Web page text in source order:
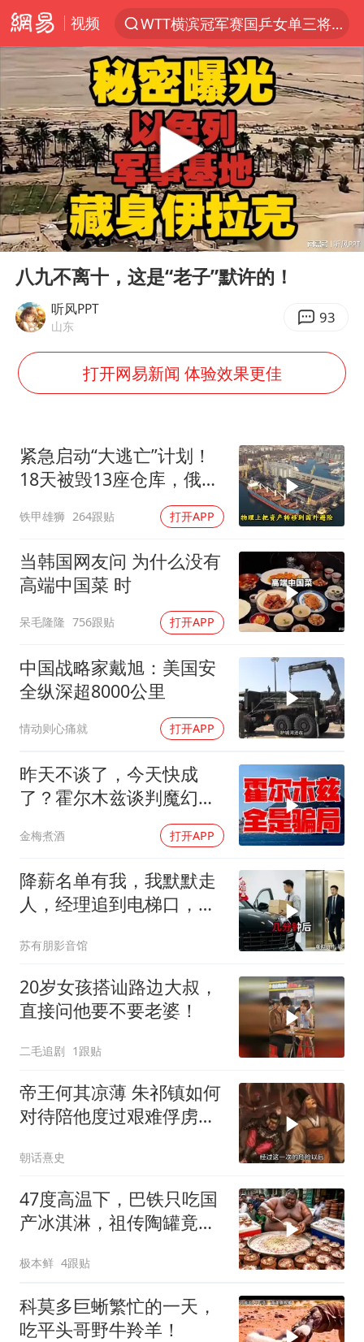
视频
WTT横滨冠军赛国乒女单三将晋级四强
光影经济撬动暑期消费新蓝海
马克·艾伦退出斯诺克中国公开赛
新疆优化调整景区内自驾服务费
上四休三，但降薪1000元，你接受吗？
泰国初中生饮弹自尽前开了26枪
情侣在平潭拍日出时坠崖致一死一伤
全民健身事业高质量发展
茅台部分直营店飞天茅台提价
夏日经济乘“热”而上 消费市场向“新”而行
酒店回应车内过夜被收150元
黄金牛市回来了吗
酒店花洒现排泄物住客索赔遭拒
杭州全市有序停课
乐享全民健身 共筑健康中国
Play
00:00
八九不离十，这是“老子”默许的！
听风PPT
山东 93
打开网易新闻 体验效果更佳
紧急启动“大逃亡”计划！
18天被毁13座仓库，俄电
商巨头被逼无奈，出此下
策
铁甲雄狮 264跟贴 打开APP
当韩国网友问 为什么没有
高端中国菜 时
呆毛隆隆 756跟贴 打开APP
中国战略家戴旭：美国安
全纵深超8000公里
情动则心痛就 打开APP
昨天不谈了，今天快成
了？霍尔木兹谈判魔幻反
金梅煮酒 打开APP
降薪名单有我，我默默走
人，经理追到电梯口，见
苏有朋影音馆
20岁女孩搭讪路边大叔，
直接问他要不要老婆！
二毛追剧 1跟贴
帝王何其凉薄 朱祁镇如何
对待陪他度过艰难俘虏生
朝话熹史
47度高温下，巴铁只吃国
产冰淇淋，祖传陶罐竟还
极本鲜 4跟贴
科莫多巨蜥繁忙的一天，
吃平头哥野牛羚羊！